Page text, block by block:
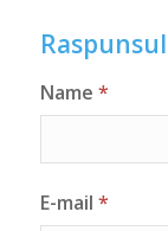
Name *
E-mail *